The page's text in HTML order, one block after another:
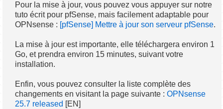
Pour la mise à jour, vous pouvez vous appuyer sur notre
tuto écrit pour pfSense, mais facilement adaptable pour
OPNsense : [pfSense] Mettre à jour son serveur pfSense.
La mise à jour est importante, elle téléchargera environ 1
Go, et prendra environ 15 minutes, suivant votre
installation.
Enfin, vous pouvez consulter la liste complète des
changements en visitant la page suivante :OPNsense
25.7 released [EN]